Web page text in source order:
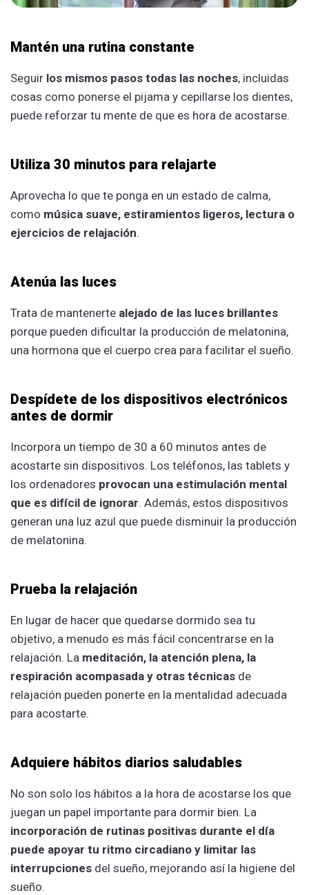
Mantén una rutina constante
Seguir los mismos pasos todas las noches, incluidas
cosas como ponerse el pijama y cepillarse los dientes,
puede reforzar tu mente de que es hora de acostarse.
Utiliza 30 minutos para relajarte
Aprovecha lo que te ponga en un estado de calma,
como música suave, estiramientos ligeros, lectura o
ejercicios de relajación.
Atenúa las luces
Trata de mantenerte alejado de las luces brillantes
porque pueden dificultar la producción de melatonina,
una hormona que el cuerpo crea para facilitar el sueño.
Despídete de los dispositivos electrónicos
antes de dormir
Incorpora un tiempo de 30 a 60 minutos antes de
acostarte sin dispositivos. Los teléfonos, las tablets y
los ordenadores provocan una estimulación mental
que es difícil de ignorar. Además, estos dispositivos
generan una luz azul que puede disminuir la producción
de melatonina.
Prueba la relajación
En lugar de hacer que quedarse dormido sea tu
objetivo, a menudo es más fácil concentrarse en la
relajación. La meditación, la atención plena, la
respiración acompasada y otras técnicas de
relajación pueden ponerte en la mentalidad adecuada
para acostarte.
Adquiere hábitos diarios saludables
No son solo los hábitos a la hora de acostarse los que
juegan un papel importante para dormir bien. La
incorporación de rutinas positivas durante el día
puede apoyar tu ritmo circadiano y limitar las
interrupciones del sueño, mejorando así la higiene del
sueño.